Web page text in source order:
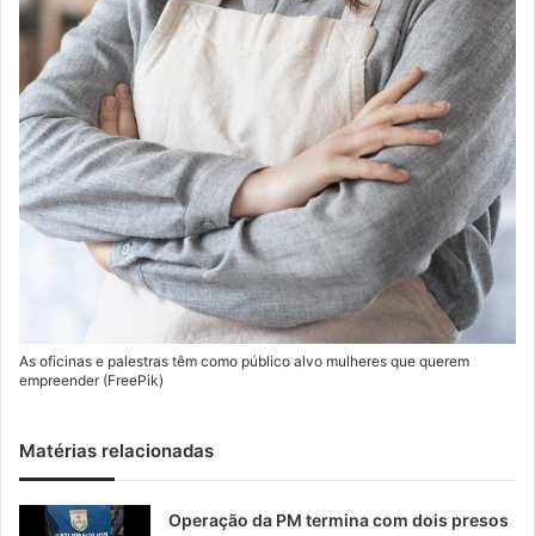
As oficinas e palestras têm como público alvo mulheres que querem
empreender (FreePik)
Matérias relacionadas
Operação da PM termina com dois presos